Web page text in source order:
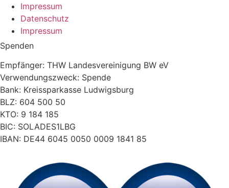
Impressum
Datenschutz
Impressum
Spenden
Empfänger: THW Landesvereinigung BW eV
Verwendungszweck: Spende
Bank: Kreissparkasse Ludwigsburg
BLZ: 604 500 50
KTO: 9 184 185
BIC: SOLADES1LBG
IBAN: DE44 6045 0050 0009 1841 85